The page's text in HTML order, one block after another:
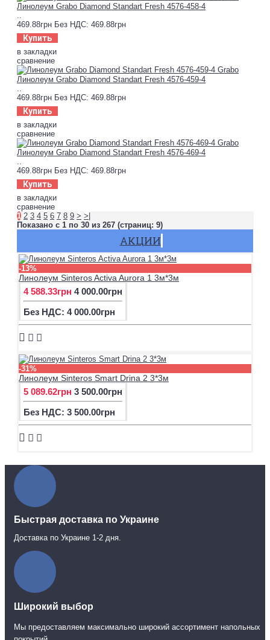
Линолеум Grabo Diamond Standart Fresh 4576-458-4
469.88грн Без НДС: 469.88грн
Купить
в закладки
сравнение
Линолеум Grabo Diamond Standart Fresh 4576-459-4
469.88грн Без НДС: 469.88грн
Купить
в закладки
сравнение
Линолеум Grabo Diamond Standart Fresh 4576-469-4
469.88грн Без НДС: 469.88грн
Купить
в закладки
сравнение
1 2 3 4 5 6 7 8 9 > >|
Показано с 1 по 30 из 267 (страниц: 9)
АКЦИИ
-13%
Линолеум Sinteros Activa Aurora 1 3м*3м
4 588.33грн 4 000.00грн
Без НДС: 4 000.00грн
-31%
Линолеум Sinteros Smart Drina 2 3*3м
5 089.62грн 3 500.00грн
Без НДС: 3 500.00грн
Быстрая доставка по Украине
Доставка по Украине 1-2 дня.
Широкий выбор
Мы предоставляем максимально широкий ассортимент напольных